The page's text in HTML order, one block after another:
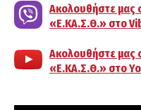
Ακολουθήστε μας
«Ε.ΚΑ.Σ.Θ.» στο
Ακολουθήστε μας
«Ε.ΚΑ.Σ.Θ.» στο